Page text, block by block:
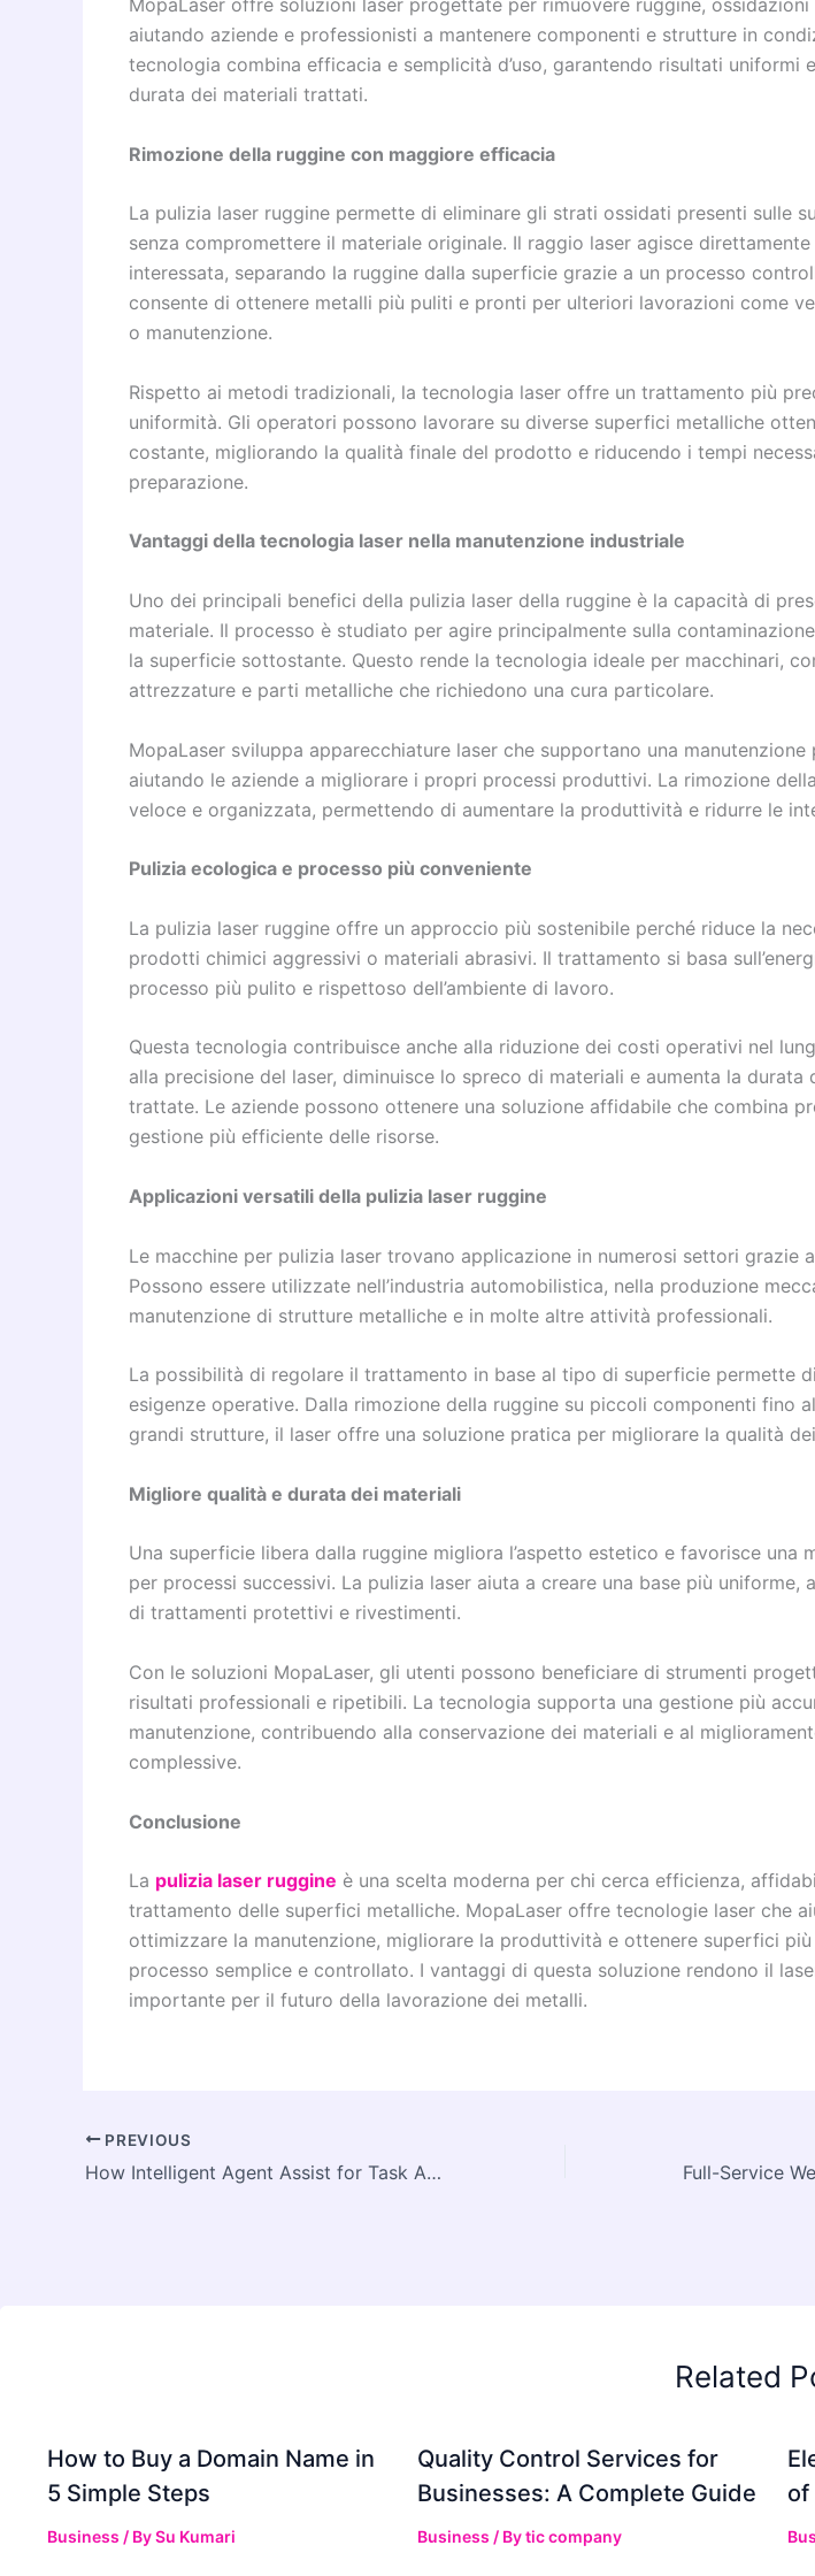
MopaLaser offre soluzioni laser progettate per rimuovere ruggine, ossidazioni
aiutando aziende e professionisti a mantenere componenti e strutture in
tecnologia combina efficacia e semplicità d’uso, garantendo risultati uniformi
durata dei materiali trattati.
Rimozione della ruggine con maggiore efficacia
La pulizia laser ruggine permette di eliminare gli strati ossidati presenti sulle
senza compromettere il materiale originale. Il raggio laser agisce direttamente
interessata, separando la ruggine dalla superficie grazie a un processo
consente di ottenere metalli più puliti e pronti per ulteriori lavorazioni come
o manutenzione.
Rispetto ai metodi tradizionali, la tecnologia laser offre un trattamento più
uniformità. Gli operatori possono lavorare su diverse superfici metalliche
costante, migliorando la qualità finale del prodotto e riducendo i tempi
preparazione.
Vantaggi della tecnologia laser nella manutenzione industriale
Uno dei principali benefici della pulizia laser della ruggine è la capacità di
materiale. Il processo è studiato per agire principalmente sulla
la superficie sottostante. Questo rende la tecnologia ideale per macchinari,
attrezzature e parti metalliche che richiedono una cura particolare.
MopaLaser sviluppa apparecchiature laser che supportano una manutenzione
aiutando le aziende a migliorare i propri processi produttivi. La rimozione
veloce e organizzata, permettendo di aumentare la produttività e ridurre le
Pulizia ecologica e processo più conveniente
La pulizia laser ruggine offre un approccio più sostenibile perché riduce la
prodotti chimici aggressivi o materiali abrasivi. Il trattamento si basa
processo più pulito e rispettoso dell’ambiente di lavoro.
Questa tecnologia contribuisce anche alla riduzione dei costi operativi nel
alla precisione del laser, diminuisce lo spreco di materiali e aumenta la durata
trattate. Le aziende possono ottenere una soluzione affidabile che combina
gestione più efficiente delle risorse.
Applicazioni versatili della pulizia laser ruggine
Le macchine per pulizia laser trovano applicazione in numerosi settori grazie
Possono essere utilizzate nell’industria automobilistica, nella produzione
manutenzione di strutture metalliche e in molte altre attività professionali.
La possibilità di regolare il trattamento in base al tipo di superficie permette
esigenze operative. Dalla rimozione della ruggine su piccoli componenti fino
grandi strutture, il laser offre una soluzione pratica per migliorare la qualità
Migliore qualità e durata dei materiali
Una superficie libera dalla ruggine migliora l’aspetto estetico e favorisce una
per processi successivi. La pulizia laser aiuta a creare una base più uniforme,
di trattamenti protettivi e rivestimenti.
Con le soluzioni MopaLaser, gli utenti possono beneficiare di strumenti
risultati professionali e ripetibili. La tecnologia supporta una gestione più
manutenzione, contribuendo alla conservazione dei materiali e al
complessive.
Conclusione
La pulizia laser ruggine è una scelta moderna per chi cerca efficienza,
trattamento delle superfici metalliche. MopaLaser offre tecnologie laser che
ottimizzare la manutenzione, migliorare la produttività e ottenere superfici
processo semplice e controllato. I vantaggi di questa soluzione rendono il
importante per il futuro della lavorazione dei metalli.
PREVIOUS
How Intelligent Agent Assist for Task Automation Scales Work
Related
How to Buy a Domain Name in
5 Simple Steps
Business / BySu Kumari
Quality Control Services for
Businesses: A Complete Guide
Business / Bytic company
of